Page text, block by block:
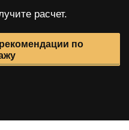
расчет.
по